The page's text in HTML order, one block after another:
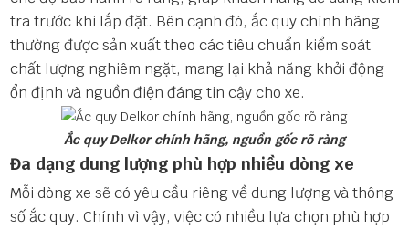
tra trước khi lắp đặt. Bên cạnh đó, ắc quy chính hãng
thường được sản xuất theo các tiêu chuẩn kiểm soát
chất lượng nghiêm ngặt, mang lại khả năng khởi động
ổn định và nguồn điện đáng tin cậy cho xe.
Ắc quy Delkor chính hãng, nguồn gốc rõ ràng
Đa dạng dung lượng phù hợp nhiều dòng xe
Mỗi dòng xe sẽ có yêu cầu riêng về dung lượng và thông
số ắc quy. Chính vì vậy, việc có nhiều lựa chọn phù hợp